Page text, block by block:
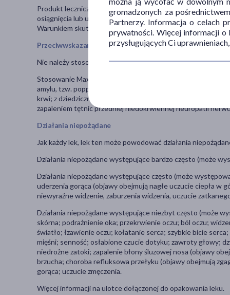
Produkt leczniczy Maxon jest przeznaczony dla dorosłych
osiągnięcia lub utrzymania erekcji prącia w stopniu
Warunkiem skutecznego działania leku Maxon jest
Przeciwwskazania
Nie należy stosować leku w przypadku nadwrażliwości na
Stosowanie Maxon jest przeciwwskazane u pacjentów:
amylu, tzw. poppers), riocyguat; z ciężkimi chorobami serca
krwi; z dziedzicznymi zmianami degeneracyjnymi siatkówki;
zapaleniem tętnic przedniej niedokrwiennej neuropatii
Działania niepożądane
Jak każdy lek, lek ten może powodować działania
Działania niepożądane występujące bardzo często (może
Działania niepożądane występujące często (może
uderzenia gorąca (objawy obejmują nagłe uczucie ciepła w
niewyraźne widzenie, zaburzenia widzenia, uczucie
Działania niepożądane występujące niezbyt często (może
skórna; podrażnienie oka; przekrwienie oczu; ból oczu;
światło; łzawienie oczu; kołatanie serca; szybkie bicie
mięśni; senność; osłabione czucie dotyku; zawroty głowy;
niedrożne zatoki; zapalenie błony śluzowej nosa (objawy
brzucha; choroba refluksowa przełyku (objawy obejmują
gorąca; uczucie zmęczenia.
Więcej informacji na ulotce dołączonej do opakowania leku.
gromadzonych za
Partnerzy. Informacja o celach
prywatności. Więcej informacji o
przysługujących Ci